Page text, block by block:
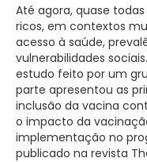
Até agora, quase
ricos, em contextos
acesso à saúde,
vulnerabilidades
estudo feito por um
parte apresentou as
inclusão da vacina
o impacto da
implementação no
publicado na revista